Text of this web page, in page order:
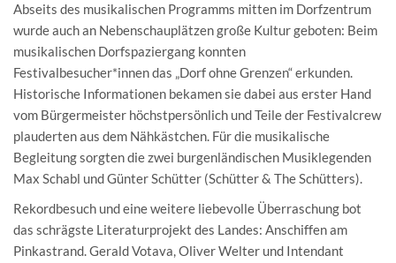
Abseits des musikalischen Programms mitten im Dorfzentrum
wurde auch an Nebenschauplätzen große Kultur geboten: Beim
musikalischen Dorfspaziergang konnten
Festivalbesucher*innen das „Dorf ohne Grenzen“ erkunden.
Historische Informationen bekamen sie dabei aus erster Hand
vom Bürgermeister höchstpersönlich und Teile der Festivalcrew
plauderten aus dem Nähkästchen. Für die musikalische
Begleitung sorgten die zwei burgenländischen Musiklegenden
Max Schabl und Günter Schütter (Schütter & The Schütters).
Rekordbesuch und eine weitere liebevolle Überraschung bot
das schrägste Literaturprojekt des Landes: Anschiffen am
Pinkastrand. Gerald Votava, Oliver Welter und Intendant